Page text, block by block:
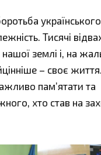
Тисячі
нашої землі і, на
– своє
пам’ятати та
хто став на